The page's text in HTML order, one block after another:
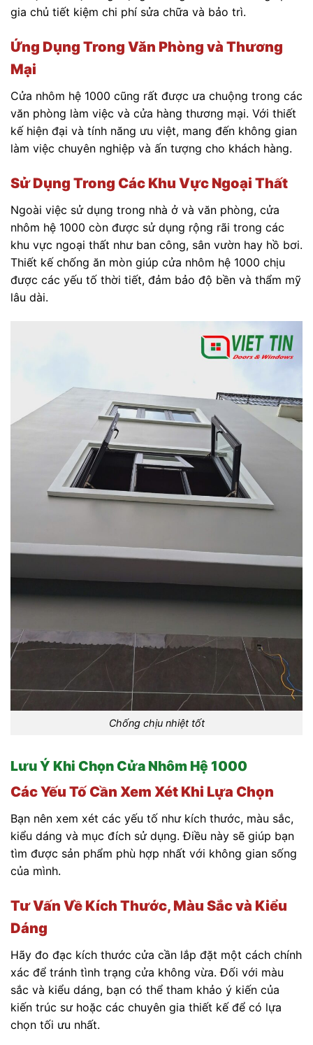
gia chủ tiết kiệm chi phí sửa chữa và bảo trì.
Ứng Dụng Trong Văn Phòng và Thương
Mại
Cửa nhôm hệ 1000 cũng rất được ưa chuộng trong các
văn phòng làm việc và cửa hàng thương mại. Với thiết
kế hiện đại và tính năng ưu việt, mang đến không gian
làm việc chuyên nghiệp và ấn tượng cho khách hàng.
Sử Dụng Trong Các Khu Vực Ngoại Thất
Ngoài việc sử dụng trong nhà ở và văn phòng, cửa
nhôm hệ 1000 còn được sử dụng rộng rãi trong các
khu vực ngoại thất như ban công, sân vườn hay hồ bơi.
Thiết kế chống ăn mòn giúp cửa nhôm hệ 1000 chịu
được các yếu tố thời tiết, đảm bảo độ bền và thẩm mỹ
lâu dài.
Chống chịu nhiệt tốt
Lưu Ý Khi Chọn Cửa Nhôm Hệ 1000
Các Yếu Tố Cần Xem Xét Khi Lựa Chọn
Bạn nên xem xét các yếu tố như kích thước, màu sắc,
kiểu dáng và mục đích sử dụng. Điều này sẽ giúp bạn
tìm được sản phẩm phù hợp nhất với không gian sống
của mình.
Tư Vấn Về Kích Thước, Màu Sắc và Kiểu
Dáng
Hãy đo đạc kích thước cửa cần lắp đặt một cách chính
xác để tránh tình trạng cửa không vừa. Đối với màu
sắc và kiểu dáng, bạn có thể tham khảo ý kiến của
kiến trúc sư hoặc các chuyên gia thiết kế để có lựa
chọn tối ưu nhất.